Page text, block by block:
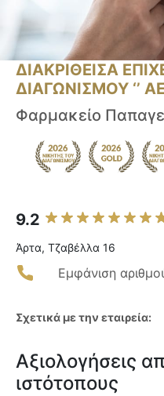
ΔΙΑΚΡΙΘΕΙΣΑ
ΔΙΑΓΩΝΙΣΜΟΥ ‘’
Φαρμακείο
9.2
Άρτα, Τζαβέλλα 16
Εμφάνιση
Σχετικά με την εταιρεία:
Αξιολογήσεις
ιστότοπους